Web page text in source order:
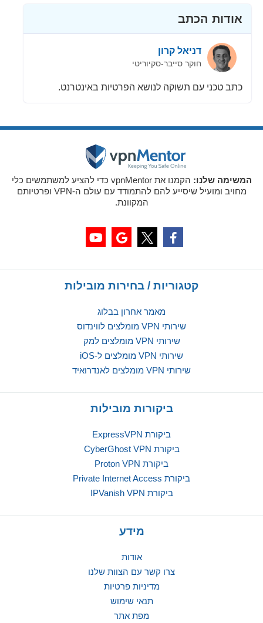
אודות הכתב
דניאל קרון
חוקר סייבר-סקיוריטי
כתב טכני עם תשוקה לנושא הפרטיות באינטרנט.
המשימה שלנו:
הקמנו את vpnMentor כדי להציע למשתמשים כלי
מחויב ומועיל שיסייע להם להתמודד עם עולם ה-VPN ופרטיותם
המקוונת.
קטגוריות / בחירות מובילות
מאמר אחרון בבלוג
שירותי VPN מומלצים לווינדוס
שירותי VPN מומלצים למק
שירותי VPN מומלצים ל-iOS
שירותי VPN מומלצים לאנדרואיד
ביקורות מובילות
ביקורת ExpressVPN
ביקורת CyberGhost VPN
ביקורת Proton VPN
ביקורת Private Internet Access
ביקורת IPVanish VPN
מידע
אודות
צרו קשר עם הצוות שלנו
מדיניות פרטיות
תנאי שימוש
מפת אתר